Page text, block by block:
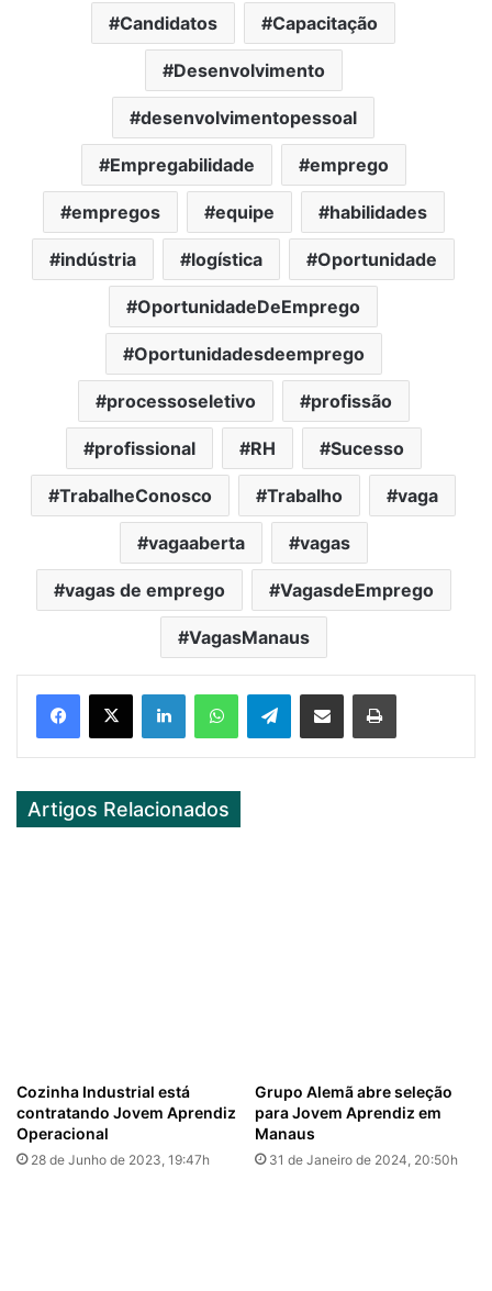
Candidatos Capacitação
Desenvolvimento
desenvolvimentopessoal
Empregabilidade emprego
empregos equipe habilidades
indústria logística Oportunidade
OportunidadeDeEmprego
Oportunidadesdeemprego
processoseletivo profissão
profissional RH Sucesso
TrabalheConosco Trabalho vaga
vagaaberta vagas
vagas de emprego VagasdeEmprego
VagasManaus
Telegram
Artigos Relacionados
Cozinha Industrial está
contratando Jovem Aprendiz
Operacional
28 de Junho de 2023, 19:47h
Grupo Alemã abre seleção
para Jovem Aprendiz em
Manaus
31 de Janeiro de 2024, 20:50h